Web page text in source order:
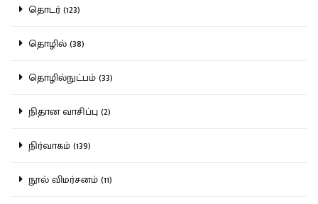
தொடர் (123)
தொழில் (38)
தொழில்நுட்பம் (33)
நிதான வாசிப்பு (2)
நிர்வாகம் (139)
நூல் விமர்சனம் (11)